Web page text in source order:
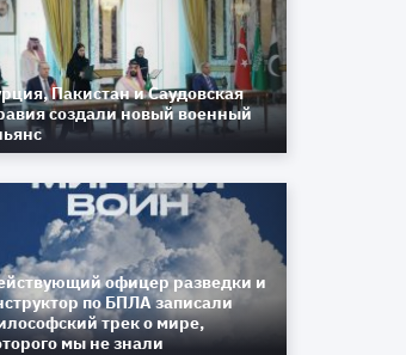
Пакистан и Саудовская
создали новый военный
офицер разведки и
по БПЛА записали
трек о мире,
мы не знали